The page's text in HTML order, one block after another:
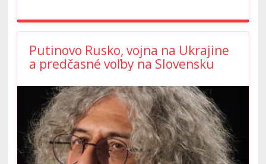
Prosíme dostavte sa na štátnu skúškunajneskôr 15
Putinovo Rusko, vojna na Ukrajine
a predčasné voľby na Slovensku